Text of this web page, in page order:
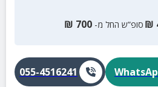
₪ סופ”ש החל מ- 700
₪
055-4516241